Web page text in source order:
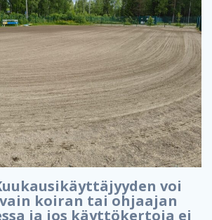
voi
koiran tai ohjaajan
ja jos käyttökertoja ei